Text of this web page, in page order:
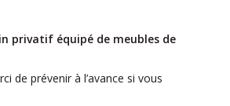
privatif équipé de meubles de
de prévenir à l’avance si vous